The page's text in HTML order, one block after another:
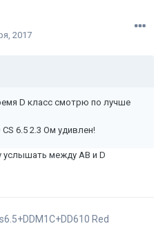
2017
D класс смотрю по лучше
6.5 2.3 Ом удивлен!
услышать между АВ и D
Red